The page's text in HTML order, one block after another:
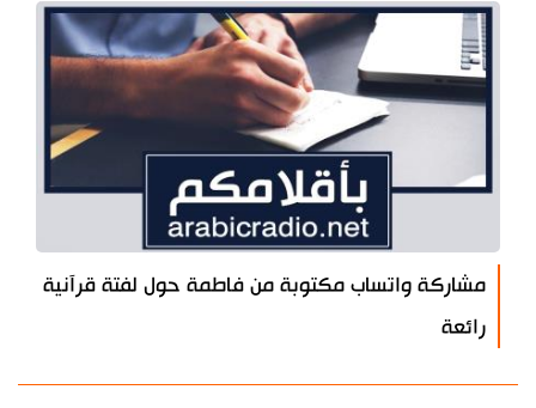
مشاركة واتساب مكتوبة من فاطمة حول لفتة قرآنية
رائعة